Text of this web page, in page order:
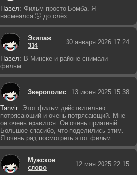
Павел: Фильм просто Бомба. Я
насмеялся 🤣 до слёз
Экипаж
314
30 января 2026 17:24
Павел: В Минске и районе снимали
фильм.
Зверополис 13 июня 2025 15:38
Tanvir: Этот фильм действительно
потрясающий и очень потрясающий. Мне
он очень нравится. Он очень приятный.
Большое спасибо, что поделились этим.
Я очень рад посмотреть этот фильм.
Мужское
слово
12 мая 2025 22:15